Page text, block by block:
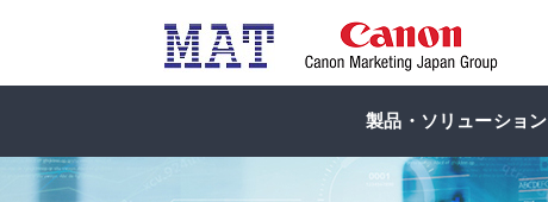
製品・ソリューション